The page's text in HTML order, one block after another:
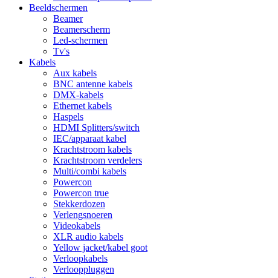
Beeldschermen
Beamer
Beamerscherm
Led-schermen
Tv's
Kabels
Aux kabels
BNC antenne kabels
DMX-kabels
Ethernet kabels
Haspels
HDMI Splitters/switch
IEC/apparaat kabel
Krachtstroom kabels
Krachtstroom verdelers
Multi/combi kabels
Powercon
Powercon true
Stekkerdozen
Verlengsnoeren
Videokabels
XLR audio kabels
Yellow jacket/kabel goot
Verloopkabels
Verlooppluggen